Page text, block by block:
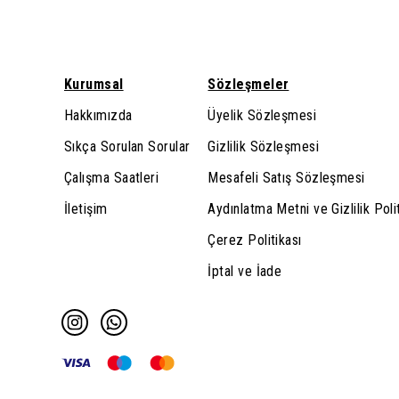
Kurumsal
Hakkımızda
Sıkça Sorulan Sorular
Çalışma Saatleri
İletişim
Sözleşmeler
Üyelik Sözleşmesi
Gizlilik Sözleşmesi
Mesafeli Satış Sözleşmesi
Aydınlatma Metni ve Gizlilik
Çerez Politikası
İptal ve İade